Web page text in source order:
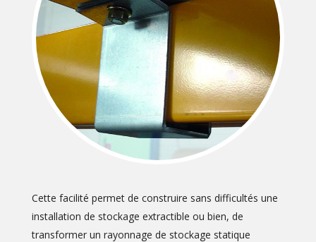
Cette facilité permet de construire sans difficultés une
installation de stockage extractible ou bien, de
transformer un rayonnage de stockage statique